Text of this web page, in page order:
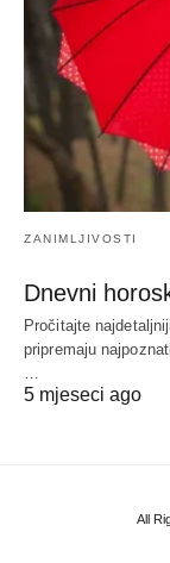
ZANIMLJIVOSTI
Dnevni
Pročitajte
pripremaju
…
5 mjeseci ago
All